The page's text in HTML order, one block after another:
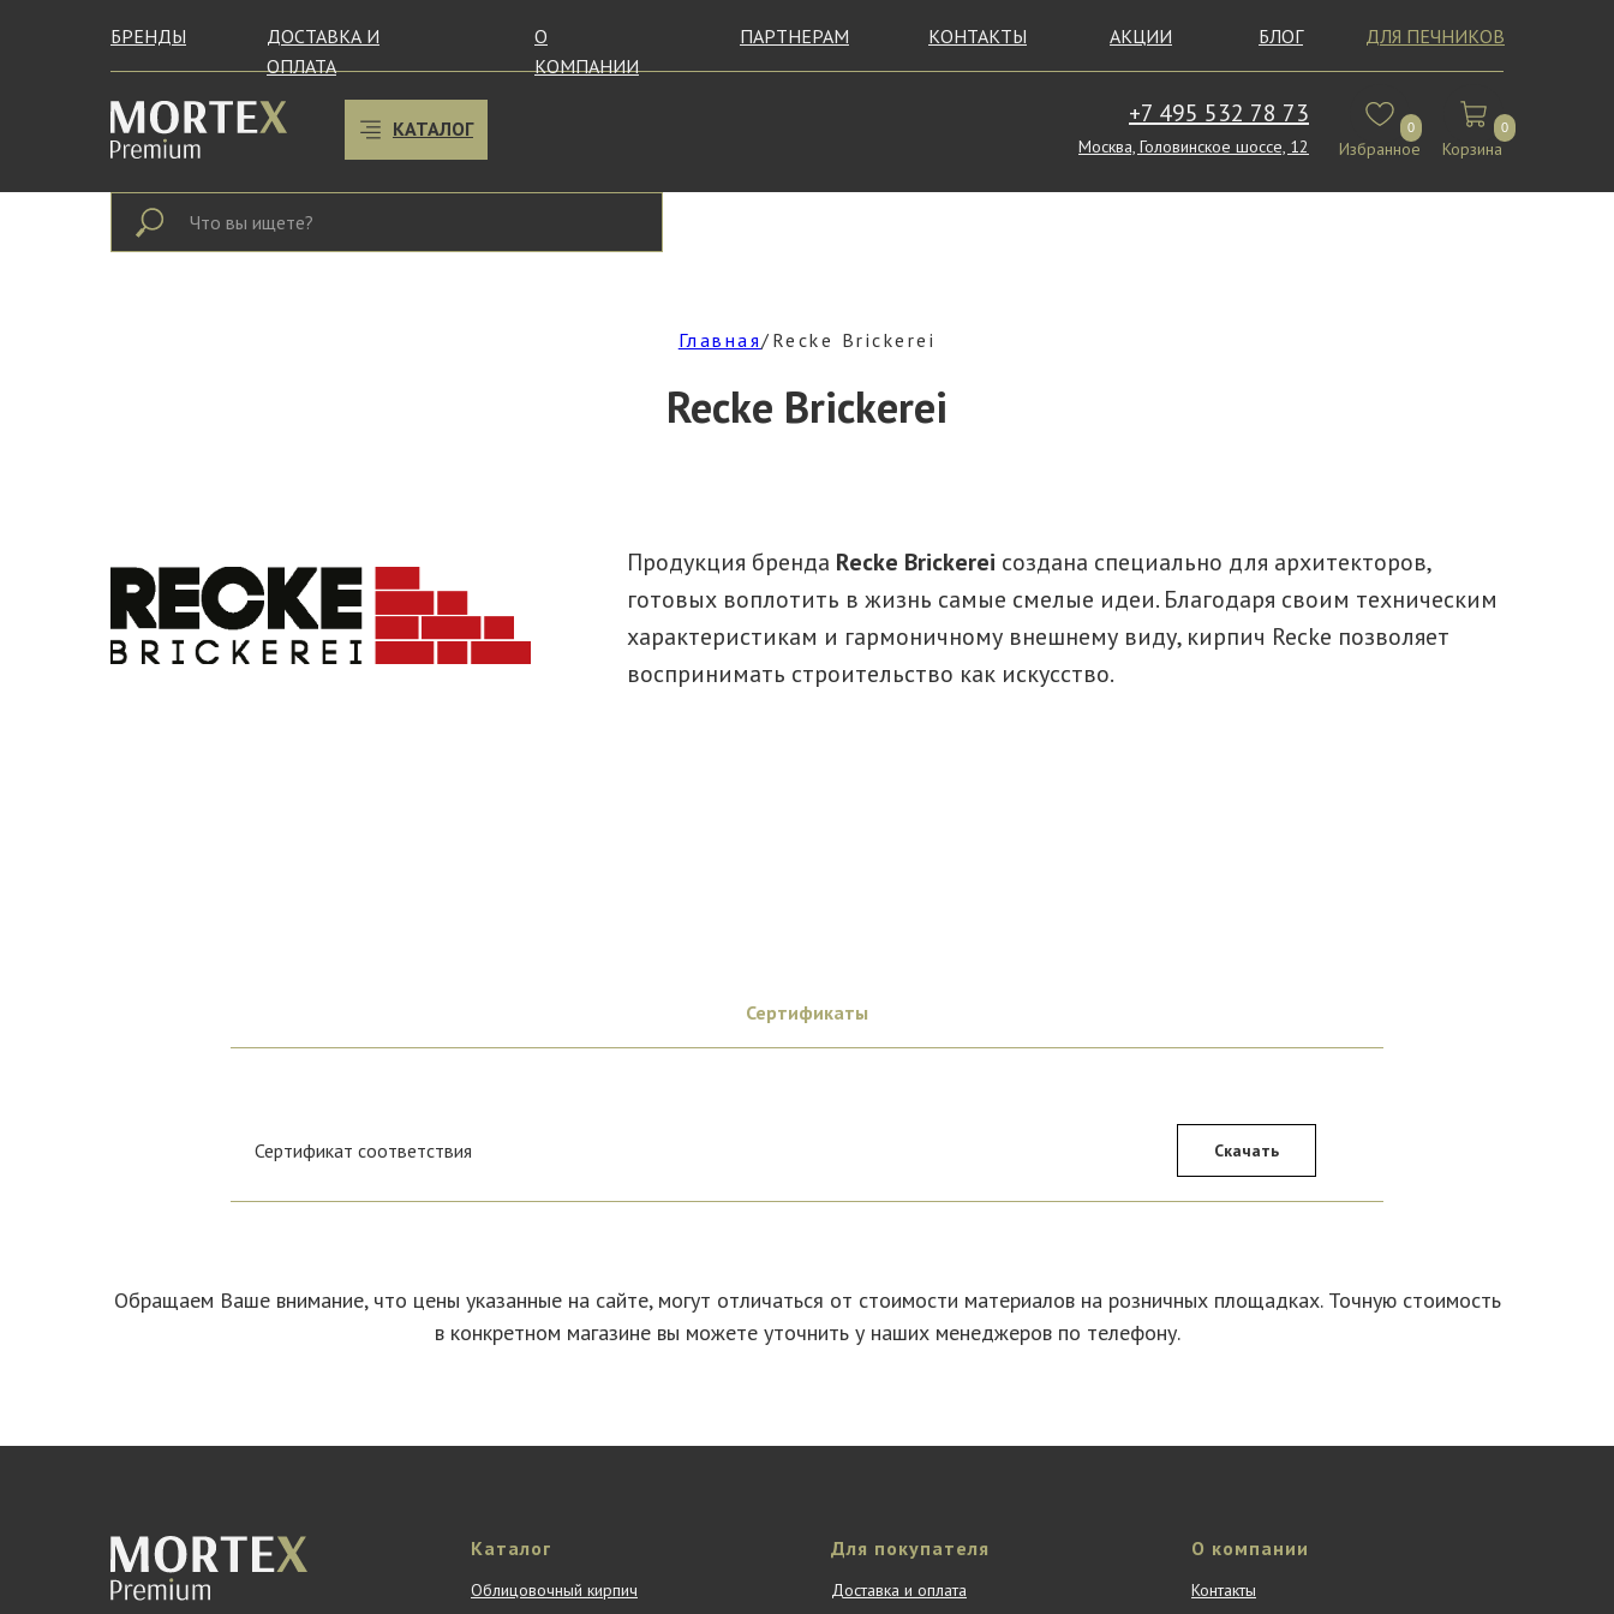
+7 495 532 78 73
Москва, Головинское шоссе, 12
АКЦИИ
КОНТАКТЫ
ПАРТНЕРАМ
О
КОМПАНИИ
ДОСТАВКА И
ОПЛАТА
БРЕНДЫ
КАТАЛОГ
БЛОГ
0 0
Избранное Корзина
ДЛЯ ПЕЧНИКОВ
Главная/Recke Brickerei
Recke Brickerei
Продукция бренда Recke Brickerei создана специально для архитекторов,
готовых воплотить в жизнь самые смелые идеи. Благодаря своим техническим
характеристикам и гармоничному внешнему виду, кирпич Recke позволяет
воспринимать строительство как искусство.
Сертификаты
Сертификат соответствия Скачать
Обращаем Ваше внимание, что цены указанные на сайте, могут отличаться от стоимости материалов на розничных площадках. Точную стоимость
в конкретном магазине вы можете уточнить у наших менеджеров по телефону.
Каталог
Облицовочный кирпич
Для покупателя
Доставка и оплата
О компании
Контакты